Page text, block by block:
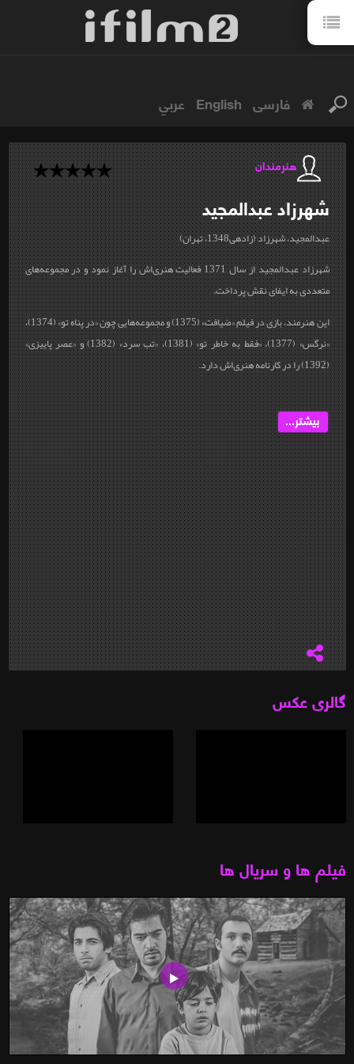
فارسی English عربي
هنرمندان
شهرزادعبدالمجید
عبدالمجید، شهرزاد (زاده‎ی1348، تهران)
شهرزاد عبدالمجید از سال 1371 فعالیت هنری‌اش را آغاز نمود و در مجموعه‌های
متعددی به ایفای نقش پرداخت.
این هنرمند، بازی در فیلم «ضیافت» (1375) و مجموعه‌هایی چون «در پناه تو» (1374)،
«نرگس» (1377)، «فقط به خاطر تو» (1381)، «تب سرد» (1382) و «عصر پاییزی»
(1392) را در کارنامه هنری‌اش دارد.
بیشتر...
گالری عکس
فیلم ها و سریال ها